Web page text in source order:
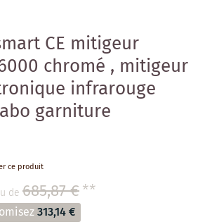
CE mitigeur
chromé , mitigeur
infrarouge
garniture
ce produit
de 685,87 €**
313,14 €